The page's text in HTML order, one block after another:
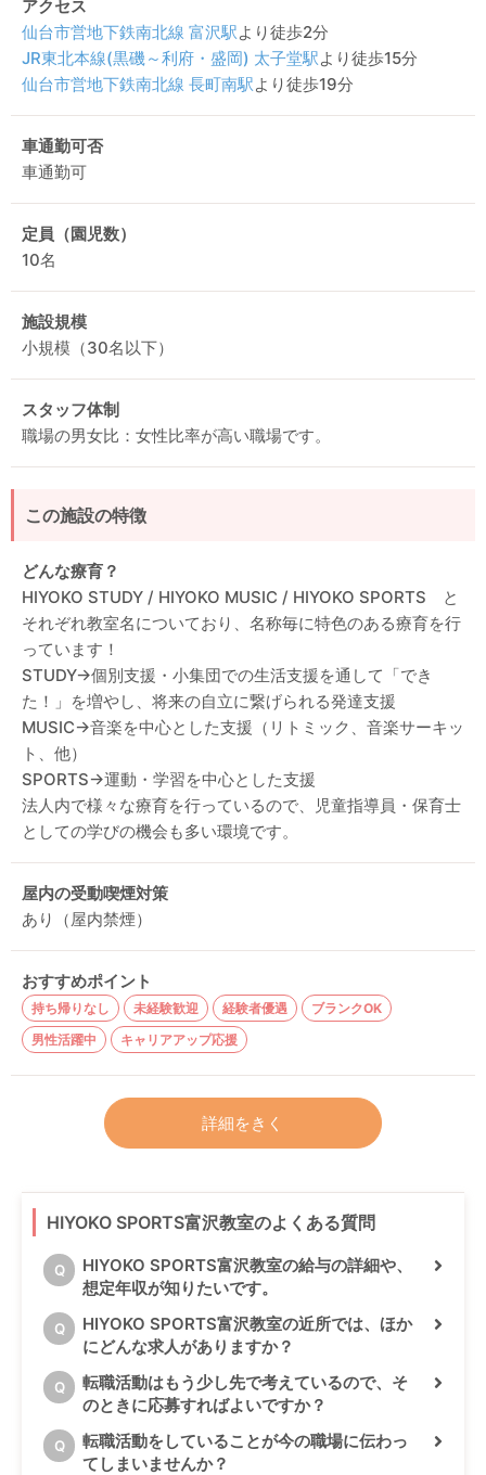
アクセス
仙台市営地下鉄南北線 富沢駅より徒歩2分
JR東北本線(黒磯～利府・盛岡) 太子堂駅より徒歩15分
仙台市営地下鉄南北線 長町南駅より徒歩19分
車通勤可否
車通勤可
定員（園児数）
10名
施設規模
小規模（30名以下）
スタッフ体制
職場の男女比：女性比率が高い職場です。
この施設の特徴
どんな療育？
HIYOKO STUDY / HIYOKO MUSIC / HIYOKO SPORTS と
それぞれ教室名についており、名称毎に特色のある療育を行
っています！
STUDY→個別支援・小集団での生活支援を通して「でき
た！」を増やし、将来の自立に繋げられる発達支援
MUSIC→音楽を中心とした支援（リトミック、音楽サーキッ
ト、他）
SPORTS→運動・学習を中心とした支援
法人内で様々な療育を行っているので、児童指導員・保育士
としての学びの機会も多い環境です。
屋内の受動喫煙対策
あり（屋内禁煙）
おすすめポイント
持ち帰りなし 未経験歓迎 経験者優遇
ブランクOK
男性活躍中
キャリアアップ応援
詳細をきく
HIYOKO SPORTS富沢教室のよくある質問
Q
HIYOKO SPORTS富沢教室の給与の詳細や、
想定年収が知りたいです。
Q
HIYOKO SPORTS富沢教室の近所では、ほか
にどんな求人がありますか？
Q
転職活動はもう少し先で考えているので、そ
のときに応募すればよいですか？
Q
転職活動をしていることが今の職場に伝わっ
てしまいませんか？